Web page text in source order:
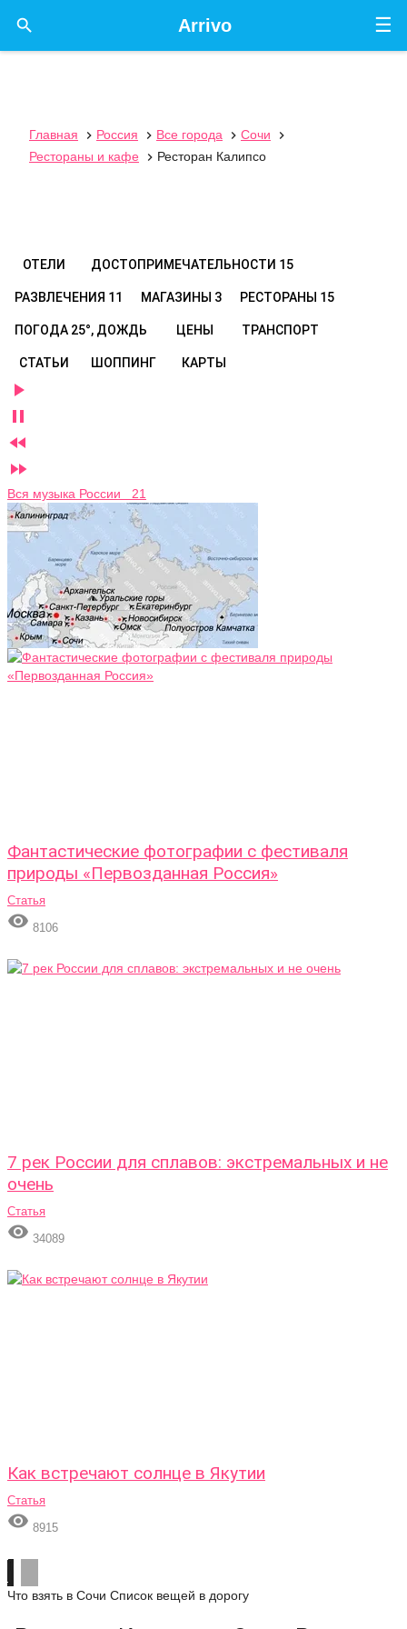
☰
Arrivo

Главная  Россия  Все города  Сочи

Рестораны и кафе
 Ресторан Калипсо
ОТЕЛИ ДОСТОПРИМЕЧАТЕЛЬНОСТИ 15
РАЗВЛЕЧЕНИЯ 11 МАГАЗИНЫ 3 РЕСТОРАНЫ 15
ПОГОДА 25°, ДОЖДЬ ЦЕНЫ ТРАНСПОРТ
СТАТЬИ ШОППИНГ КАРТЫ




Вся музыка России 21
Фантастические фотографии с фестиваля
природы «Первозданная Россия»
Статья
 8106
7 рек России для сплавов: экстремальных и не
очень
Статья
 34089
Как встречают солнце в Якутии
Статья
 8915
Что взять в Сочи Список вещей в дорогу